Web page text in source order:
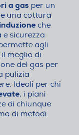
a gas per un
una cottura
che
sicurezza
agli
meglio di
del gas per
pulizia
Ideali per chi
, i piani
di chiunque
di metodi